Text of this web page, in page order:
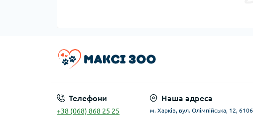
Телефони
+38 (068) 868 25 25
Наша адреса
м. Харків, вул. Олімпійська, 12,